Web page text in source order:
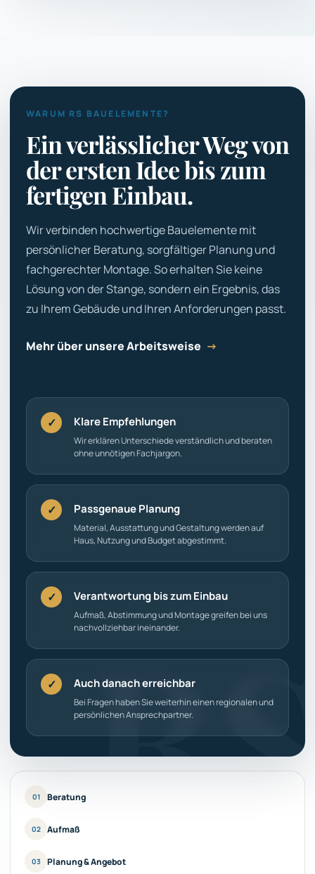
WARUM RS BAUELEMENTE?
Ein verlässlicher Weg von
der ersten Idee bis zum
fertigen Einbau.
Wir verbinden hochwertige Bauelemente mit
persönlicher Beratung, sorgfältiger Planung und
fachgerechter Montage. So erhalten Sie keine
Lösung von der Stange, sondern ein Ergebnis, das
zu Ihrem Gebäude und Ihren Anforderungen passt.
Mehr über unsere Arbeitsweise →
✓ Klare Empfehlungen
Wir erklären Unterschiede verständlich und beraten
ohne unnötigen Fachjargon.
✓ Passgenaue Planung
Material, Ausstattung und Gestaltung werden auf
Haus, Nutzung und Budget abgestimmt.
✓ Verantwortung bis zum Einbau
Aufmaß, Abstimmung und Montage greifen bei uns
nachvollziehbar ineinander.
✓ Auch danach erreichbar
Bei Fragen haben Sie weiterhin einen regionalen und
persönlichen Ansprechpartner.
01 Beratung
02 Aufmaß
03 Planung & Angebot